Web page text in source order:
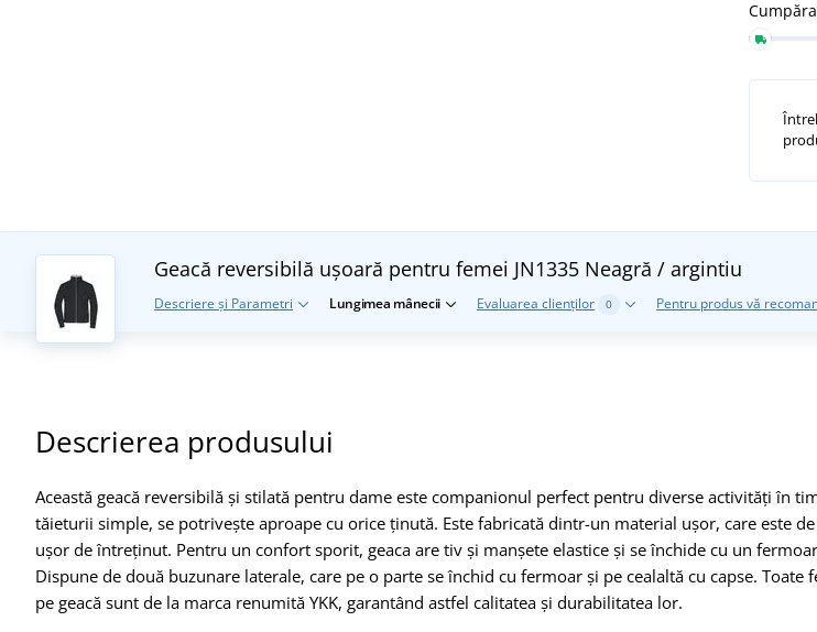
Geacă reversibilă ușoară pentru femei JN1335 Neagră / argintiu
Descriere și Parametri Lungimea mânecii Evaluarea clienților 0 Pentru produs vă
Descrierea produsului
Această geacă reversibilă și stilată pentru dame este companionul perfect pentru diverse activități în
tăieturii simple, se potrivește aproape cu orice ținută. Este fabricată dintr-un material ușor, care este
ușor de întreținut. Pentru un confort sporit, geaca are tiv și manșete elastice și se închide cu un
Dispune de două buzunare laterale, care pe o parte se închid cu fermoar și pe cealaltă cu capse. Toate
pe geacă sunt de la marca renumită YKK, garantând astfel calitatea și durabilitatea lor.